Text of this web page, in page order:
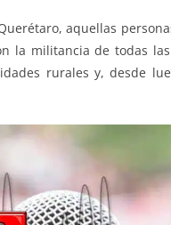
aquellas
la militancia de todas
rurales y, desde